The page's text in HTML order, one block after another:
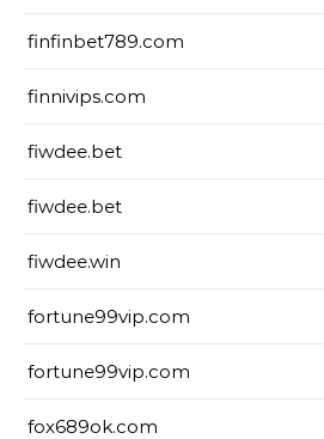
finfinbet789.com
finnivips.com
fiwdee.bet
fiwdee.bet
fiwdee.win
fortune99vip.com
fortune99vip.com
fox689ok.com